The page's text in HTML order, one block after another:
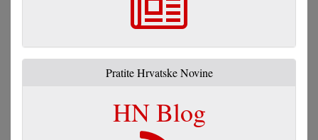
Pratite Hrvatske Novine
HN Blog